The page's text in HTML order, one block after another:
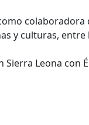
y culturas,
Sierra Leona con